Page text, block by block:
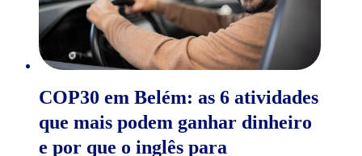
COP30 em Belém: as 6 atividades
que mais podem ganhar dinheiro
e por que o inglês para